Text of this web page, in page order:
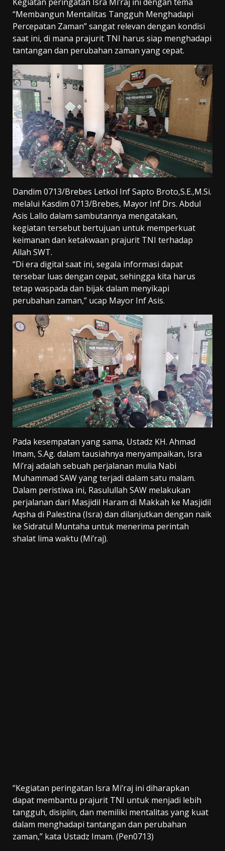
“Membangun Mentalitas Tangguh Menghadapi
Percepatan Zaman” sangat relevan dengan kondisi
saat ini, di mana prajurit TNI harus siap menghadapi
tantangan dan perubahan zaman yang cepat.
Dandim 0713/Brebes Letkol Inf Sapto Broto,S.E.,M.Si.
melalui Kasdim 0713/Brebes, Mayor Inf Drs. Abdul
Asis Lallo dalam sambutannya mengatakan,
kegiatan tersebut bertujuan untuk memperkuat
keimanan dan ketakwaan prajurit TNI terhadap
Allah SWT.
“Di era digital saat ini, segala informasi dapat
tersebar luas dengan cepat, sehingga kita harus
tetap waspada dan bijak dalam menyikapi
perubahan zaman,” ucap Mayor Inf Asis.
Pada kesempatan yang sama, Ustadz KH. Ahmad
Imam, S.Ag. dalam tausiahnya menyampaikan, Isra
Mi’raj adalah sebuah perjalanan mulia Nabi
Muhammad SAW yang terjadi dalam satu malam.
Dalam peristiwa ini, Rasulullah SAW melakukan
perjalanan dari Masjidil Haram di Makkah ke Masjidil
Aqsha di Palestina (Isra) dan dilanjutkan dengan naik
ke Sidratul Muntaha untuk menerima perintah
shalat lima waktu (Mi’raj).
“Kegiatan peringatan Isra Mi’raj ini diharapkan
dapat membantu prajurit TNI untuk menjadi lebih
tangguh, disiplin, dan memiliki mentalitas yang kuat
dalam menghadapi tantangan dan perubahan
zaman,” kata Ustadz Imam. (Pen0713)